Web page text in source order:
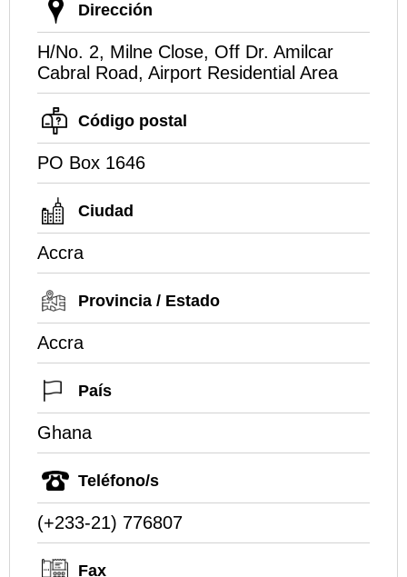
Dirección
H/No. 2, Milne Close, Off Dr. Amilcar
Cabral Road, Airport Residential Area
Código postal
PO Box 1646
Ciudad
Accra
Provincia / Estado
Accra
País
Ghana
Teléfono/s
(+233-21) 776807
Fax